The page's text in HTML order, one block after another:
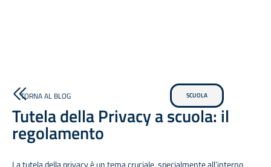
TORNA AL BLOG SCUOLA
Tutela della Privacy a scuola: il
regolamento
La tutela della privacy è un tema cruciale, specialmente all’interno